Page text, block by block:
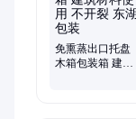
免熏蒸出口托盘
木箱包装箱 建筑